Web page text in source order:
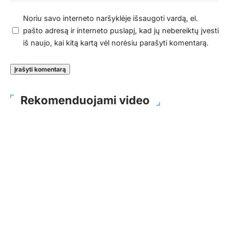
Noriu savo interneto naršyklėje išsaugoti vardą, el.
pašto adresą ir interneto puslapį, kad jų nebereiktų įvesti
iš naujo, kai kitą kartą vėl norėsiu parašyti komentarą.
Rekomenduojami video